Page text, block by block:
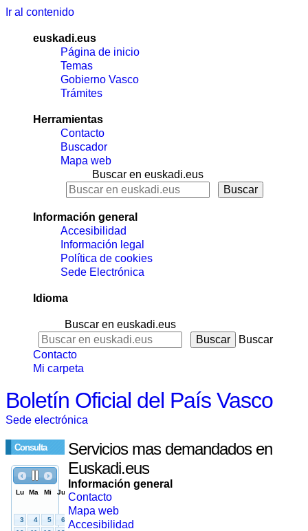
Ir al contenido
euskadi.eus
Página de inicio
Temas
Gobierno Vasco
Trámites
Herramientas
Contacto
Buscador
Mapa web
Buscar en euskadi.eus
Información general
Accesibilidad
Información legal
Política de cookies
Sede Electrónica
Idioma
Buscar en euskadi.eus
Buscar
Contacto
Mi carpeta
Boletín Oficial del País Vasco
Sede electrónica
Consulta
Servicios mas demandados en
Euskadi.eus
Información general
Contacto
Mapa web
Accesibilidad